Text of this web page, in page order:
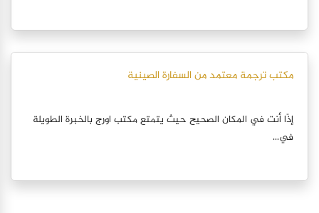
مكتب ترجمة معتمد من السفارة الصينية
إذًا أنت في المكان الصحيح حيث يتمتع مكتب اورج بالخبرة الطويلة
في...